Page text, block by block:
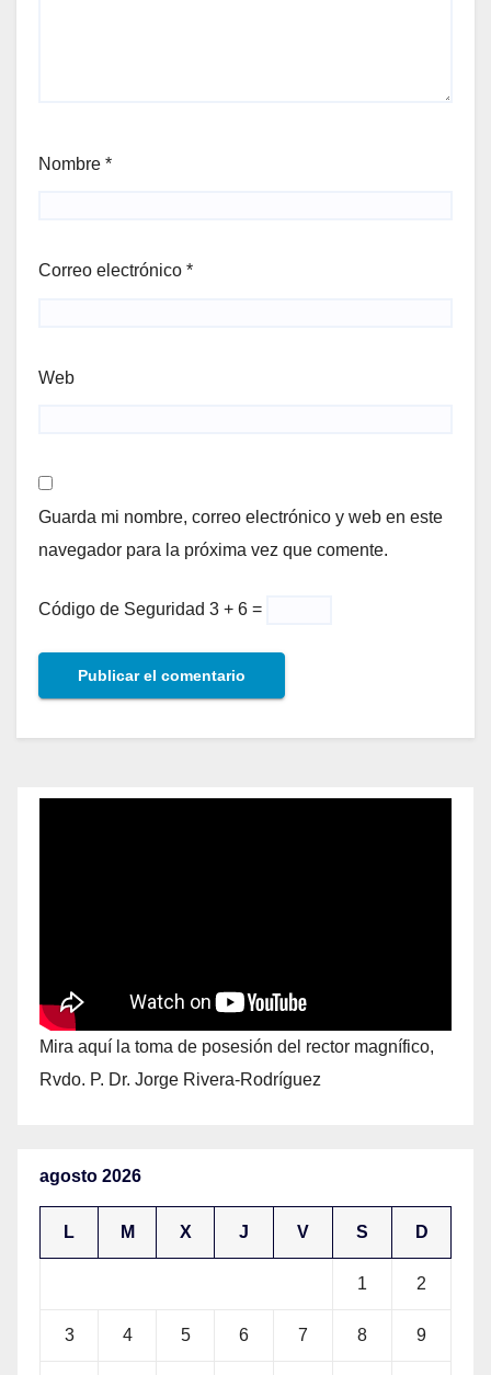
Nombre *
Correo electrónico *
Web
Guarda mi nombre, correo electrónico y web en este
navegador para la próxima vez que comente.
Código de Seguridad 3 + 6 =
Mira aquí la toma de posesión del rector magnífico,
Rvdo. P. Dr. Jorge Rivera-Rodríguez
agosto 2026
L M X J V S D
1 2
3 4 5 6 7 8 9